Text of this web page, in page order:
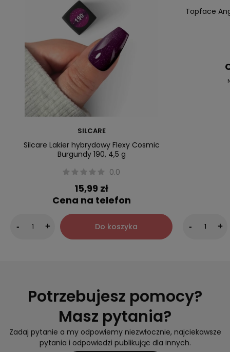
SILCARE
Silcare Lakier hybrydowy Flexy Cosmic
Burgundy 190, 4,5 g
0.0
15,99 zł
Cena na telefon
- + Do koszyka
Nowość
Topface
- +
Potrzebujesz pomocy?
Masz pytania?
Zadaj pytanie a my odpowiemy niezwłocznie, najciekawsze
pytania i odpowiedzi publikując dla innych.